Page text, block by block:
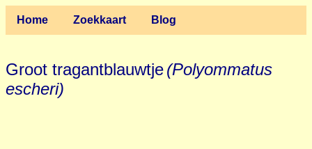
Home Zoekkaart Blog
Groot tragantblauwtje(Polyommatus
escheri)